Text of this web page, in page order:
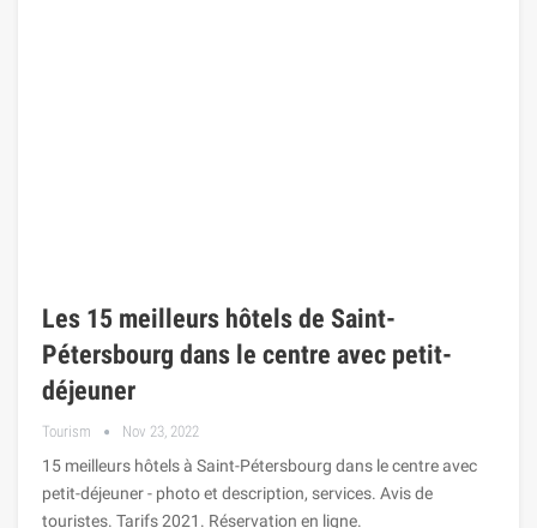
Les 15 meilleurs hôtels de Saint-
Pétersbourg dans le centre avec petit-
déjeuner
Tourism Nov 23, 2022
15 meilleurs hôtels à Saint-Pétersbourg dans le centre avec
petit-déjeuner - photo et description, services. Avis de
touristes. Tarifs 2021. Réservation en ligne.